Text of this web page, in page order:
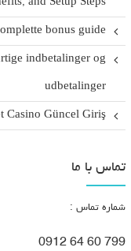
and Setup Steps
bonus guide
indbetalinger og
udbetalinger
Casino Güncel Giriş
تماس با ما
شماره تماس :
799 60 64 0912